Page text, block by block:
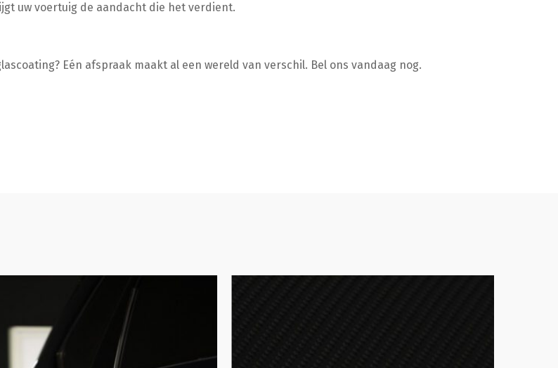
uw voertuig de aandacht die het verdient.
Eén afspraak maakt al een wereld van verschil. Bel ons vandaag nog.